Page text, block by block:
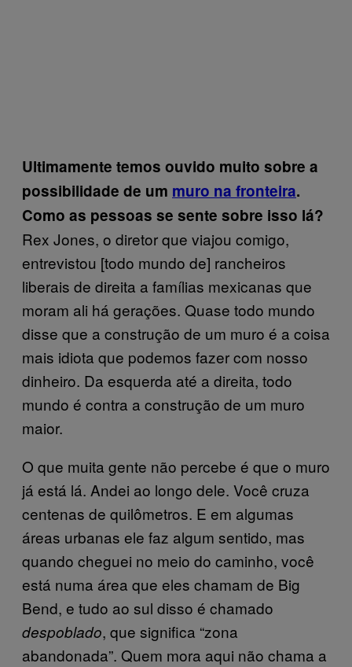
Ultimamente temos ouvido muito sobre a
possibilidade de um muro na fronteira.
Como as pessoas se sente sobre isso lá?
Rex Jones, o diretor que viajou comigo,
entrevistou [todo mundo de] rancheiros
liberais de direita a famílias mexicanas que
moram ali há gerações. Quase todo mundo
disse que a construção de um muro é a coisa
mais idiota que podemos fazer com nosso
dinheiro. Da esquerda até a direita, todo
mundo é contra a construção de um muro
maior.
O que muita gente não percebe é que o muro
já está lá. Andei ao longo dele. Você cruza
centenas de quilômetros. E em algumas
áreas urbanas ele faz algum sentido, mas
quando cheguei no meio do caminho, você
está numa área que eles chamam de Big
Bend, e tudo ao sul disso é chamado
despoblado, que significa “zona
abandonada”. Quem mora aqui não chama a